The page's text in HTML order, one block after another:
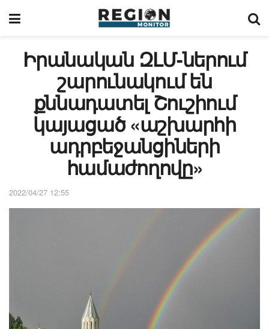
Իրանական ԶԼՄ-ներում
շարունակում են
քննադատել Շուշիում
կայացած «աշխարհի
ադրբեջանցիների
համաժողովը»
2022/04/27 12:55